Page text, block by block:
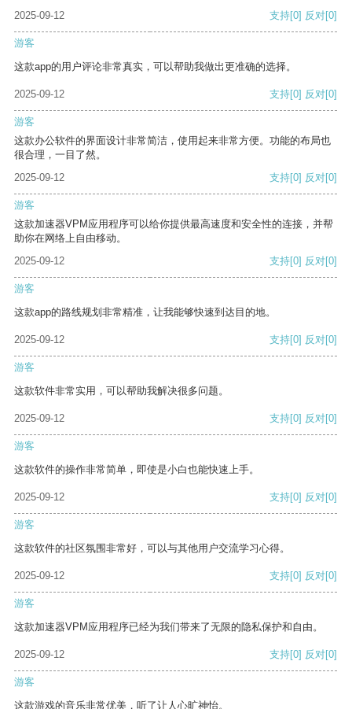
2025-09-12
支持[0] 反对[0]
游客
这款app的用户评论非常真实，可以帮助我做出更准确的选择。
2025-09-12 支持[0] 反对[0]
游客
这款办公软件的界面设计非常简洁，使用起来非常方便。功能的布局也
很合理，一目了然。
2025-09-12
支持[0] 反对[0]
游客
这款加速器VPM应用程序可以给你提供最高速度和安全性的连接，并帮
助你在网络上自由移动。
2025-09-12
支持[0] 反对[0]
游客
这款app的路线规划非常精准，让我能够快速到达目的地。
2025-09-12 支持[0] 反对[0]
游客
这款软件非常实用，可以帮助我解决很多问题。
2025-09-12 支持[0] 反对[0]
游客
这款软件的操作非常简单，即使是小白也能快速上手。
2025-09-12 支持[0] 反对[0]
游客
这款软件的社区氛围非常好，可以与其他用户交流学习心得。
2025-09-12 支持[0] 反对[0]
游客
这款加速器VPM应用程序已经为我们带来了无限的隐私保护和自由。
2025-09-12 支持[0] 反对[0]
游客
这款游戏的音乐非常优美，听了让人心旷神怡。